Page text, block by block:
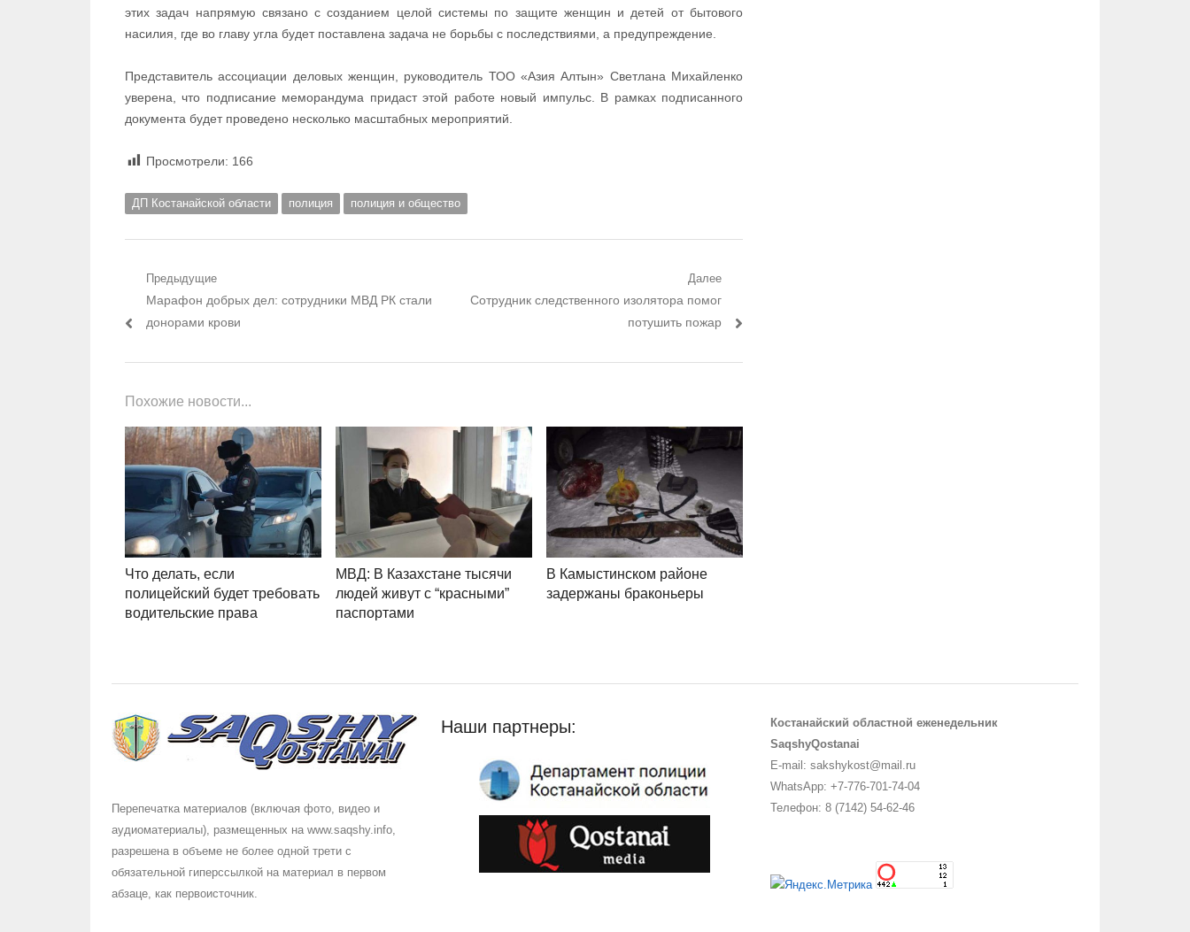
этих задач напрямую связано с созданием целой системы по защите женщин и детей от бытового
насилия, где во главу угла будет поставлена задача не борьбы с последствиями, а предупреждение.
Представитель ассоциации деловых женщин, руководитель ТОО «Азия Алтын» Светлана Михайленко
уверена, что подписание меморандума придаст этой работе новый импульс. В рамках подписанного
документа будет проведено несколько масштабных мероприятий.
Просмотрели: 166
ДП Костанайской области полиция полиция и общество
Навигация по записям
Предыдущие
Предыдущий пост:
Марафон добрых дел: сотрудники МВД РК стали
донорами крови
Далее
Следующий пост:
Сотрудник следственного изолятора помог
потушить пожар
Похожие новости...
Что делать, если
полицейский будет требовать
водительские права
МВД: В Казахстане тысячи
людей живут с “красными”
паспортами
В Камыстинском районе
задержаны браконьеры
Перепечатка материалов (включая фото, видео и
аудиоматериалы), размещенных на www.saqshy.info,
разрешена в объеме не более одной трети с
обязательной гиперссылкой на материал в первом
абзаце, как первоисточник.
Наши партнеры:
Костанайский областной еженедельник
SaqshyQostanai
E-mail: sakshykost@mail.ru
WhatsApp: +7-776-701-74-04
Телефон: 8 (7142) 54-62-46